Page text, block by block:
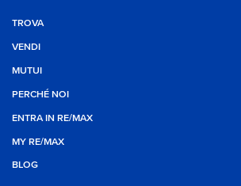
TROVA
VENDI
MUTUI
PERCHÉ NOI
ENTRA IN RE/MAX
MY RE/MAX
BLOG